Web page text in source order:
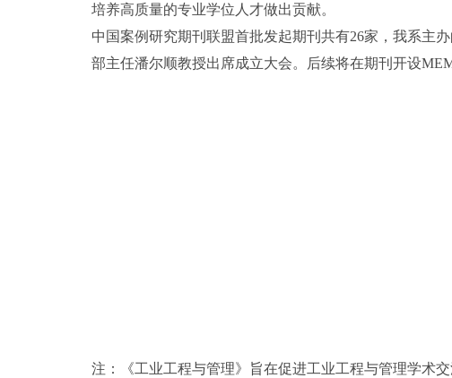
培养高质量的专业学位人才做出贡献。
中国案例研究期刊联盟首批发起期刊共有26家，我系主
部主任潘尔顺教授出席成立大会。后续将在期刊开设
注：《工业工程与管理》旨在促进工业工程与管理学术